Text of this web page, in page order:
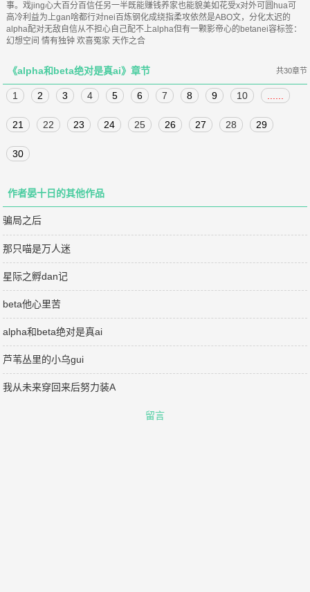
事。戏jing心大百分百信任另一半既能赚钱养家也能貌美如花受x对外可圆hua可
高冷利益为上gan啥都行对nei百炼钢化成绕指柔攻依然是ABO文，分化太迟的
alpha配对无敌自信从不担心自己配不上alpha但有一颗影帝心的betanei容标签：
幻想空间 情有独钟 欢喜冤家 天作之合
《alpha和beta绝对是真ai》章节 共30章节
1 2 3 4 5 6 7 8 9 10
21 22 23 24 25 26 27 28 29
30
作者晏十日的其他作品
骗局之后
那只喵是万人迷
星际之孵dan记
beta他心里苦
alpha和beta绝对是真ai
芦苇丛里的小乌gui
我从未来穿回来后努力装A
留言